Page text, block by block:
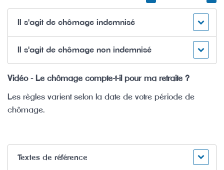
Il s'agit de chômage indemnisé
Il s'agit de chômage non indemnisé
Vidéo - Le chômage compte-t-il pour ma retraite ?
Les règles varient selon la date de votre période de
chômage.
Textes de référence